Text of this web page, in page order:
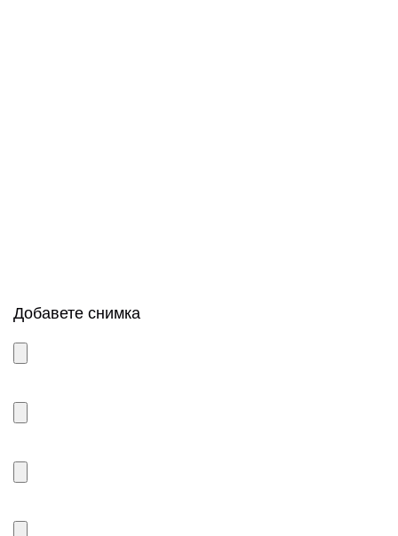
Добавете снимка